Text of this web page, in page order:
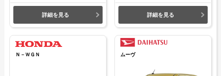
詳細を見る 詳細を見る
Ｎ－ＷＧＮ ムーヴ